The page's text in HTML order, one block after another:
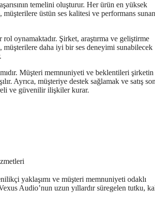
temelini oluşturur. Her ürün en yüksek
üstün ses kalitesi ve performans sunan
oynamaktadır. Şirket, araştırma ve geliştirme
müşterilere daha iyi bir ses deneyimi sunabilecek
Müşteri memnuniyeti ve beklentileri şirketin
Ayrıca, müşteriye destek sağlamak ve satış
ve güvenilir ilişkiler kurar.
yaklaşımı ve müşteri memnuniyeti odaklı
Audio’nun uzun yıllardır süregelen tutku,